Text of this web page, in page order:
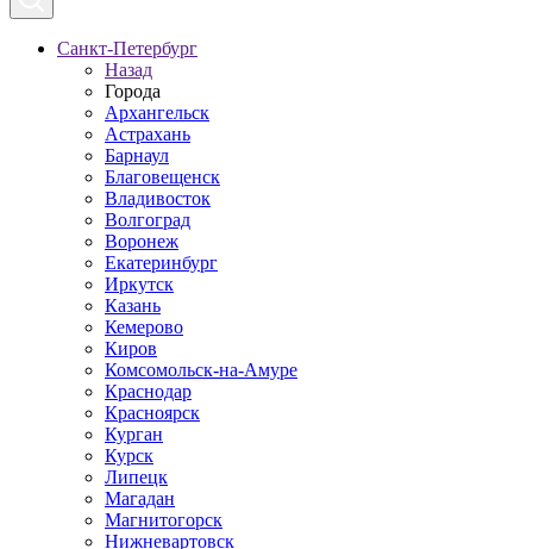
Санкт-Петербург
Назад
Города
Архангельск
Астрахань
Барнаул
Благовещенск
Владивосток
Волгоград
Воронеж
Екатеринбург
Иркутск
Казань
Кемерово
Киров
Комсомольск-на-Амуре
Краснодар
Красноярск
Курган
Курск
Липецк
Магадан
Магнитогорск
Нижневартовск